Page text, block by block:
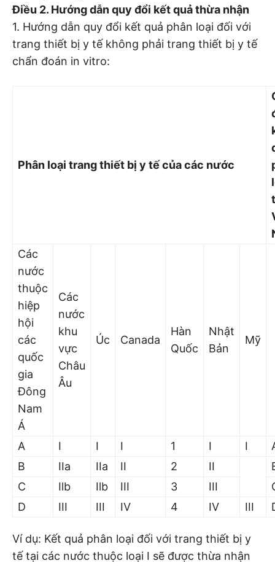
Điều 2. Hướng dẫn quy đổi kết quả thừa nhận
1. Hướng dẫn quy đổi kết quả phân loại đối với
trang thiết bị y tế không phải trang thiết bị y tế
chẩn đoán in vitro:
Phân loại trang thiết bị y tế của các nước
Các
nước
thuộc
hiệp
hội
các
quốc
gia
Đông
Nam
Á
Các
nước
khu
vực
Châu
Âu
Úc Canada
Hàn
Quốc
Nhật
Bản
Mỹ
A I I I 1 I I
B
IIa IIa II 2 II
C
Ilb Ilb III 3 III
D
III III IV 4 IV III
Ví dụ: Kết quả phân loại đối với trang thiết bị y
tế tại các nước thuộc loại I sẽ được thừa nhận